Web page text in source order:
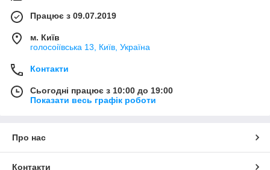
Працює з 09.07.2019
м. Київ
голосоіївська 13, Київ, Україна
Контакти
Сьогодні працює з 10:00 до 19:00
Показати весь графік роботи
Про нас
Контакти